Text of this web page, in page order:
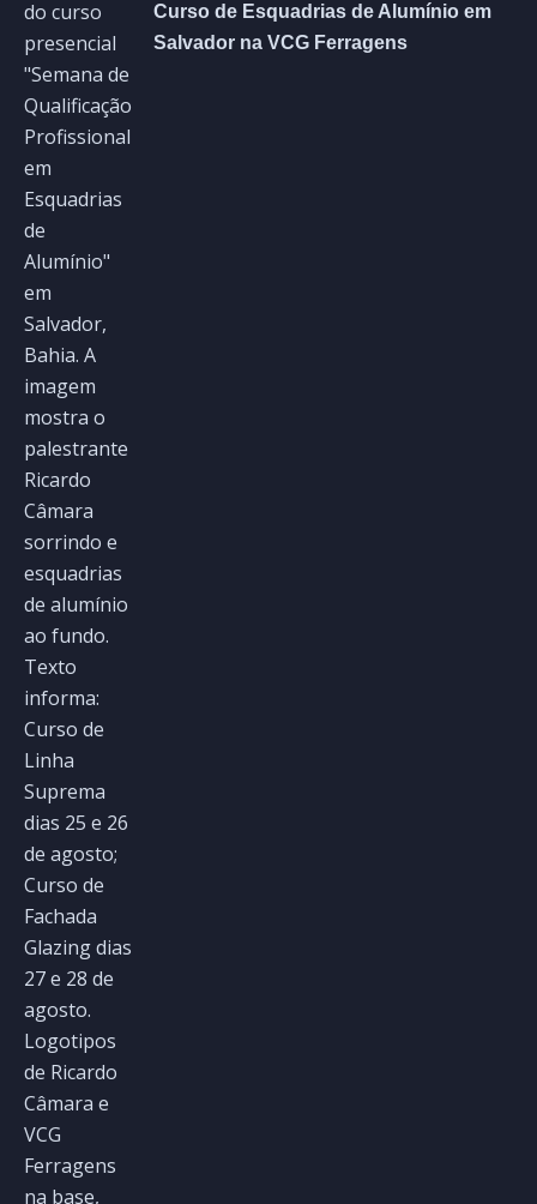
Curso de Esquadrias de Alumínio em
Salvador na VCG Ferragens